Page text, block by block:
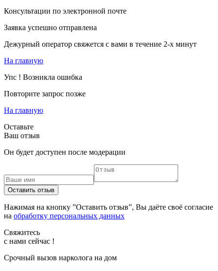
Консультации по электронной почте
Заявка успешно отправлена
Дежурный оператор свяжется с вами в течение 2-х минут
На главную
Упс ! Возникла ошибка
Повторите запрос позже
На главную
Оставьте
Ваш отзыв
Он будет доступен после модерации
Оставить отзыв
Нажимая на кнопку ”Оставить отзыв”, Вы даёте своё согласие
на обработку персональных данных
Свяжитесь
с нами сейчас !
Срочный вызов нарколога на дом